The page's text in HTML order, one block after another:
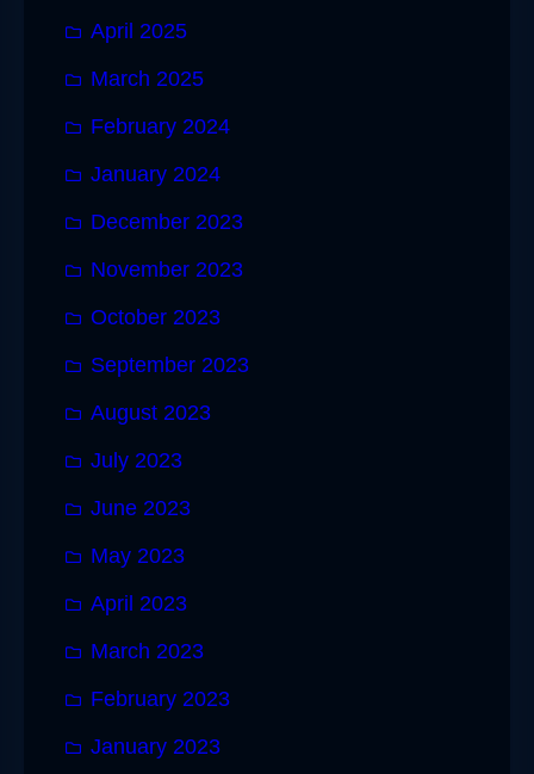
April 2025
March 2025
February 2024
January 2024
December 2023
November 2023
October 2023
September 2023
August 2023
July 2023
June 2023
May 2023
April 2023
March 2023
February 2023
January 2023